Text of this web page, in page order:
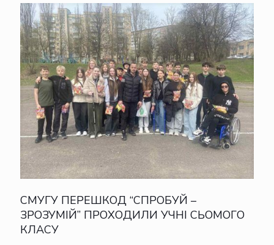
СМУГУ ПЕРЕШКОД “СПРОБУЙ –
ЗРОЗУМІЙ” ПРОХОДИЛИ УЧНІ СЬОМОГО
КЛАСУ